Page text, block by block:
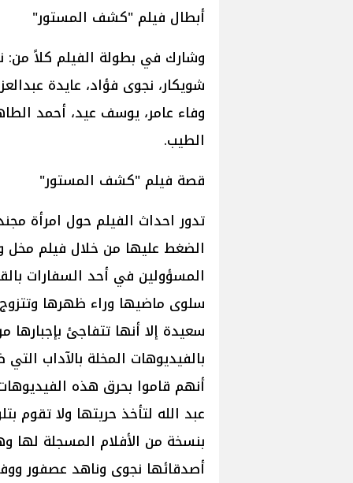
أبطال فيلم "كشف المستور"
وشارك في بطولة الفيلم كلاً من:
شويكار، نجوى فؤاد، عايدة
وفاء عامر، يوسف عيد، أحمد
الطيب.
قصة فيلم "كشف المستور"
تدور احداث الفيلم حول امرأة
الضغط عليها من خلال فيلم مخل
المسؤولين في أحد السفارات
سلوى ماضيها وراء ظهرها
سعيدة إلا أنها تتفاجئ
بالفيديوهات المخلة بالآداب
أنهم قاموا بحرق هذه
عبد الله لتأخذ حريتها ولا تقوم
بنسخة من الأفلام المسجلة
أصدقائها نجوى وناهد عصفور